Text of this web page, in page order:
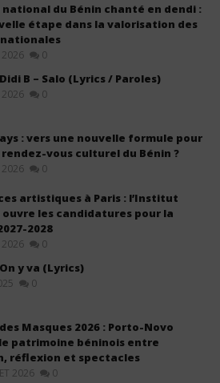
national du Bénin chanté en dendi :
étape dans la valorisation des
2026 0
B – Salo (Lyrics / Paroles)
2026 0
: vers une nouvelle formule pour
vous culturel du Bénin ?
2026 0
artistiques à Paris : l’Institut
les candidatures pour la
2028
2026 0
y va (Lyrics)
0
Masques 2026 : Porto-Novo
patrimoine béninois entre
réflexion et spectacles
2026 0